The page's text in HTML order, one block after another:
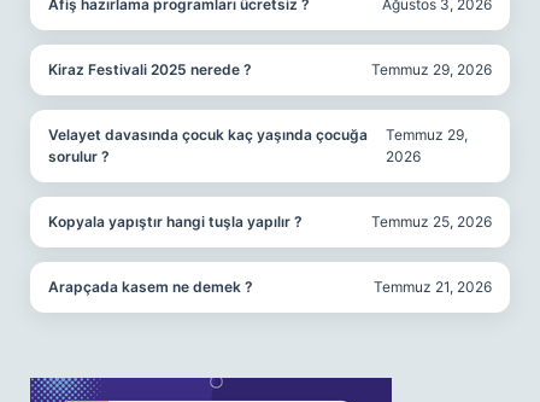
Afiş hazırlama programları ücretsiz ? Ağustos 3, 2026
Kiraz Festivali 2025 nerede ? Temmuz 29, 2026
Velayet davasında çocuk kaç yaşında çocuğa
sorulur ?
Temmuz 29,
2026
Kopyala yapıştır hangi tuşla yapılır ? Temmuz 25, 2026
Arapçada kasem ne demek ? Temmuz 21, 2026